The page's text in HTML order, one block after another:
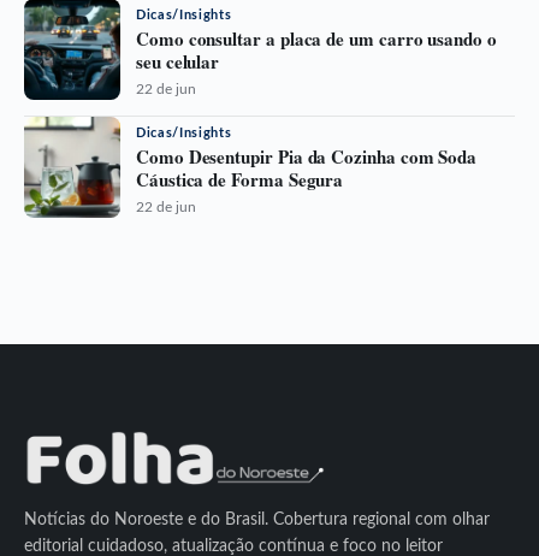
Dicas/Insights
Como consultar a placa de um carro usando o
seu celular
22 de jun
Dicas/Insights
Como Desentupir Pia da Cozinha com Soda
Cáustica de Forma Segura
22 de jun
Notícias do Noroeste e do Brasil. Cobertura regional com olhar
editorial cuidadoso, atualização contínua e foco no leitor